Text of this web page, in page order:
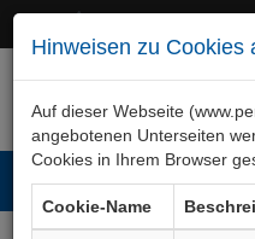
Hinweisen zu Cookies
Auf dieser Webseite
angebotenen Unterseiten
Cookies in Ihrem Browser
Cookie-Name